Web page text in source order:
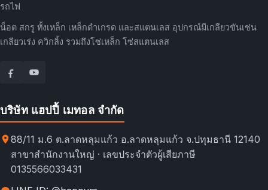
รถไฟ
น็อต สกรู ทั้งเหล็ก เหล็กดำเกรด และสแตนเลส อุปกรณ์มีเกลียวขันเช่น
เกลียวเร่ง ควิกลิ้ง รวมถึงโซ่เหล็ก โซ่สแตนเลส
บริษัท แฮปปี้ เมทอล จำกัด
88/11 ม.6 ต.ลาดหลุมแก้ว อ.ลาดหลุมแก้ว จ.ปทุมธานี 12140
สาขาสำนักงานใหญ่ · เลขประจำตัวผู้เสียภาษี
0135566033431